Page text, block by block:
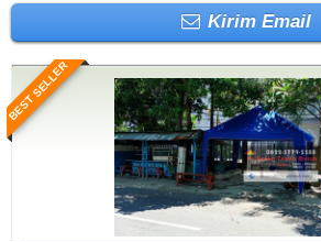
Kirim Email
BEST SELLER